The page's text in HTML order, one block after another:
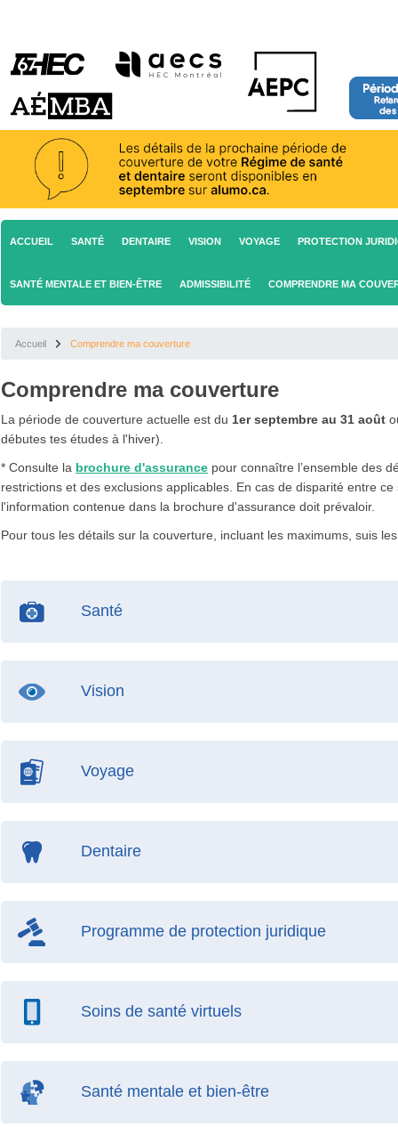
ACCUEIL SANTÉ DENTAIRE VISION VOYAGE PROTECTION
SANTÉ MENTALE ET BIEN-ÊTRE ADMISSIBILITÉ COMPRENDRE MA
Accueil Comprendre ma couverture
Comprendre ma couverture
La période de couverture actuelle est du 1er septembre au 31 août
débutes tes études à l'hiver).
* Consulte la brochure d'assurance pour connaître l’ensemble des
restrictions et des exclusions applicables. En cas de disparité entre
l'information contenue dans la brochure d'assurance doit prévaloir.
Pour tous les détails sur la couverture, incluant les maximums, suis
Santé
Vision
Voyage
Dentaire
Programme de protection juridique
Soins de santé virtuels
Santé mentale et bien-être